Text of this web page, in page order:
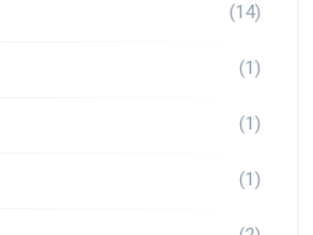
(14)
(1)
(1)
(1)